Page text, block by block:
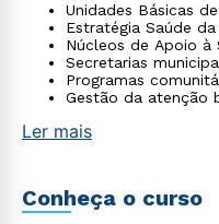
Unidades Básicas
Estratégia Saúde da
Núcleos de Apoio à
Secretarias
Programas
Gestão da atenção
Ler mais
Conheça o curso